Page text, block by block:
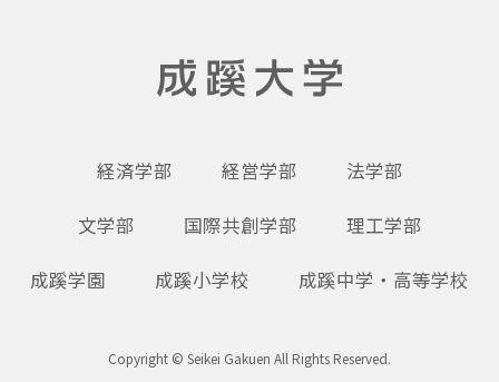
経済学部 経営学部 法学部
文学部 国際共創学部 理工学部
成蹊学園 成蹊小学校 成蹊中学・高等学校
Copyright © Seikei Gakuen All Rights Reserved.